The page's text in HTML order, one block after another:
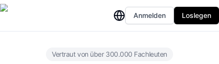
Anmelden Loslegen
Vertraut von über 300.000 Fachleuten